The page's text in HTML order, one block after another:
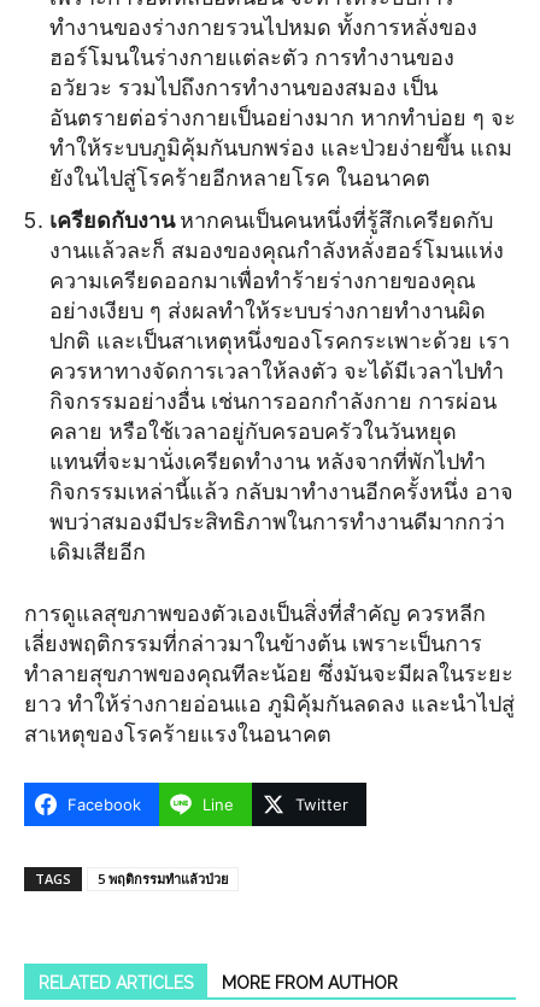
ทำงานของร่างกายรวนไปหมด ทั้งการหลั่งของ
ฮอร์โมนในร่างกายแต่ละตัว การทำงานของ
อวัยวะ รวมไปถึงการทำงานของสมอง เป็น
อันตรายต่อร่างกายเป็นอย่างมาก หากทำบ่อย ๆ จะ
ทำให้ระบบภูมิคุ้มกันบกพร่อง และป่วยง่ายขึ้น แถม
ยังในไปสู่โรคร้ายอีกหลายโรค ในอนาคต
เครียดกับงานหากคนเป็นคนหนึ่งที่รู้สึกเครียดกับ
งานแล้วละก็ สมองของคุณกำลังหลั่งฮอร์โมนแห่ง
ความเครียดออกมาเพื่อทำร้ายร่างกายของคุณ
อย่างเงียบ ๆ ส่งผลทำให้ระบบร่างกายทำงานผิด
ปกติ และเป็นสาเหตุหนึ่งของโรคกระเพาะด้วย เรา
ควรหาทางจัดการเวลาให้ลงตัว จะได้มีเวลาไปทำ
กิจกรรมอย่างอื่น เช่นการออกกำลังกาย การผ่อน
คลาย หรือใช้เวลาอยู่กับครอบครัวในวันหยุด
แทนที่จะมานั่งเครียดทำงาน หลังจากที่พักไปทำ
กิจกรรมเหล่านี้แล้ว กลับมาทำงานอีกครั้งหนึ่ง อาจ
พบว่าสมองมีประสิทธิภาพในการทำงานดีมากกว่า
เดิมเสียอีก
การดูแลสุขภาพของตัวเองเป็นสิ่งที่สำคัญ ควรหลีก
เลี่ยงพฤติกรรมที่กล่าวมาในข้างต้น เพราะเป็นการ
ทำลายสุขภาพของคุณทีละน้อย ซึ่งมันจะมีผลในระยะ
ยาว ทำให้ร่างกายอ่อนแอ ภูมิคุ้มกันลดลง และนำไปสู่
สาเหตุของโรคร้ายแรงในอนาคต
Facebook Line Twitter
TAGS 5 พฤติกรรมทำแล้วป่วย
RELATED ARTICLES MORE FROM AUTHOR